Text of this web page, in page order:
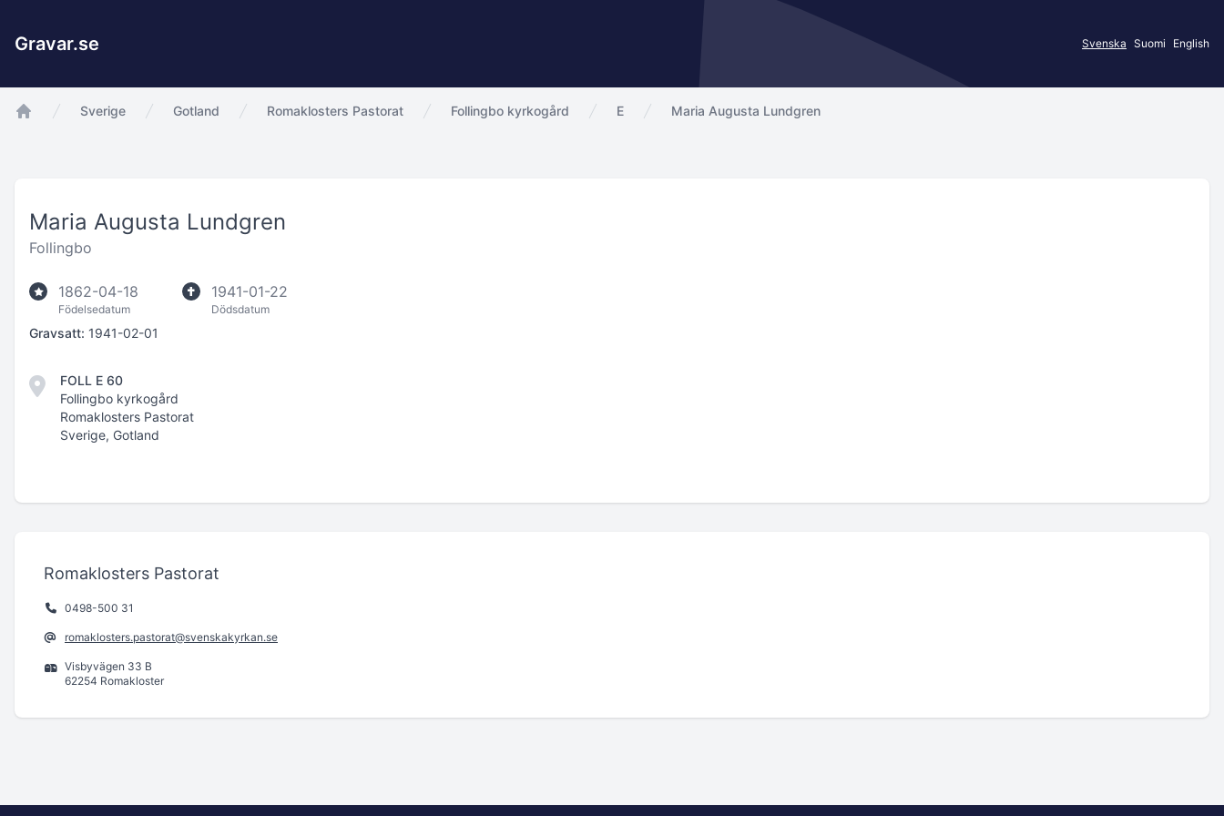
Gravar.se Svenska Suomi English
Sverige Gotland Romaklosters Pastorat Follingbo kyrkogård E Maria Augusta Lundgren
Maria Augusta Lundgren
Follingbo
1862-04-18
Födelsedatum
1941-01-22
Dödsdatum
Gravsatt: 1941-02-01
FOLL E 60
Follingbo kyrkogård
Romaklosters Pastorat
Sverige, Gotland
Romaklosters Pastorat
0498-500 31
romaklosters.pastorat@svenskakyrkan.se
Visbyvägen 33 B
62254 Romakloster